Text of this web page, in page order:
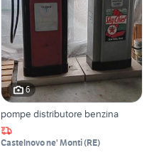
6
pompe distributore benzina
Castelnovo ne' Monti(RE)